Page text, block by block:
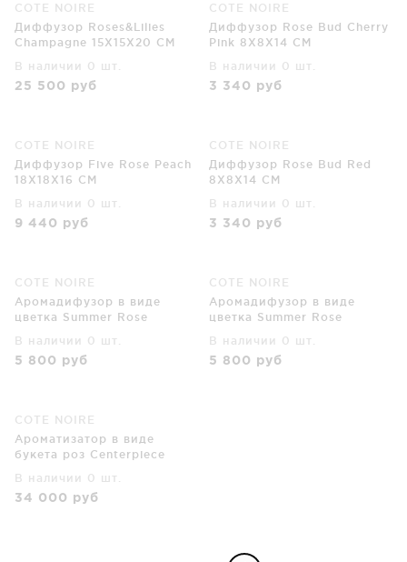
COTE NOIRE
Диффузор Roses&Lilies
Champagne 15X15X20 CM
В наличии 0 шт.
25 500 руб
COTE NOIRE
Диффузор Rose Bud Cherry
Pink 8X8X14 CM
В наличии 0 шт.
3 340 руб
COTE NOIRE
Диффузор Five Rose Peach
18X18X16 CM
В наличии 0 шт.
9 440 руб
COTE NOIRE
Диффузор Rose Bud Red
8X8X14 CM
В наличии 0 шт.
3 340 руб
COTE NOIRE
Аромадифузор в виде
цветка Summer Rose
В наличии 0 шт.
5 800 руб
COTE NOIRE
Аромадифузор в виде
цветка Summer Rose
В наличии 0 шт.
5 800 руб
COTE NOIRE
Ароматизатор в виде
букета роз Centerpiece
В наличии 0 шт.
34 000 руб